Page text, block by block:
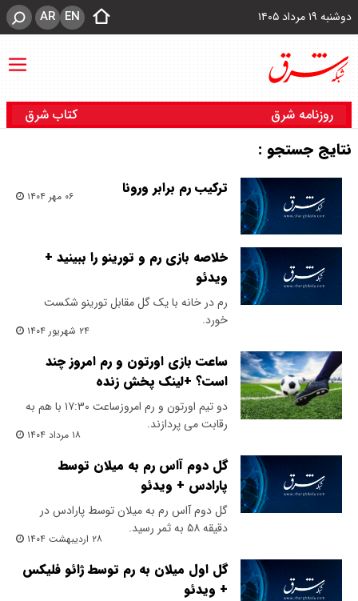
دوشنبه ۱۹ مرداد ۱۴۰۵ EN
AR
روزنامه شرق کتاب شرق
نتایج جستجو :
ترکیب رم برابر ورونا ۰۶ مهر ۱۴۰۴
خلاصه بازی رم و تورینو را ببینید +
ویدئو
رم در خانه با یک گل مقابل تورینو شکست
خورد.
۲۴ شهریور ۱۴۰۴
ساعت بازی اورتون و رم امروز چند
است؟ +لینک پخش زنده
دو تیم اورتون و رم امروزساعت ۱۷:۳۰ با هم به
رقابت می پردازند.
۱۸ مرداد ۱۴۰۴
گل دوم آاس رم به میلان توسط
پارادس + ویدئو
گل دوم آاس رم به میلان توسط پارادس در
دقیقه ۵۸ به ثمر رسید.
۲۸ اردیبهشت ۱۴۰۴
گل اول میلان به رم توسط ژائو فلیکس
+ ویدئو